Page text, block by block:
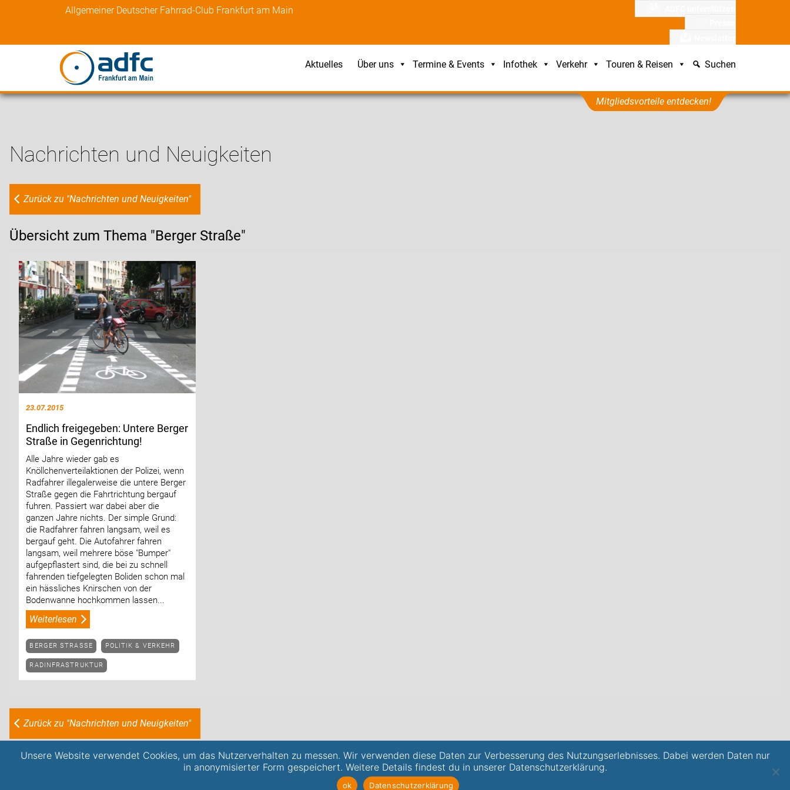
Allgemeiner Deutscher Fahrrad-Club Frankfurt am Main
Aktuelles Über uns Termine & Events Infothek Verkehr Touren & Reisen Suchen
Mitgliedsvorteile entdecken!
Nachrichten und Neuigkeiten
Zurück zu "Nachrichten und Neuigkeiten"
Übersicht zum Thema "Berger Straße"
23.07.2015
Endlich freigegeben: Untere Berger
Straße in Gegenrichtung!
Alle Jahre wieder gab es
Knöllchenverteilaktionen der Polizei, wenn
Radfahrer illegalerweise die untere Berger
Straße gegen die Fahrtrichtung bergauf
fuhren. Passiert war dabei aber die
ganzen Jahre nichts. Der simple Grund:
die Radfahrer fahren langsam, weil es
bergauf geht. Die Autofahrer fahren
langsam, weil mehrere böse "Bumper"
aufgepflastert sind, die bei zu schnell
fahrenden tiefgelegten Boliden schon mal
ein hässliches Knirschen von der
Bodenwanne hochkommen lassen...
Weiterlesen
BERGER STRASSE POLITIK & VERKEHR
RADINFRASTRUKTUR
Zurück zu "Nachrichten und Neuigkeiten"
Unsere Website verwendet Cookies, um das Nutzerverhalten zu messen. Wir verwenden diese Daten zur Verbesserung des Nutzungserlebnisses. Dabei werden Daten nur
in anonymisierter Form gespeichert. Weitere Details findest du in unserer Datenschutzerklärung.
ok Datenschutzerklärung